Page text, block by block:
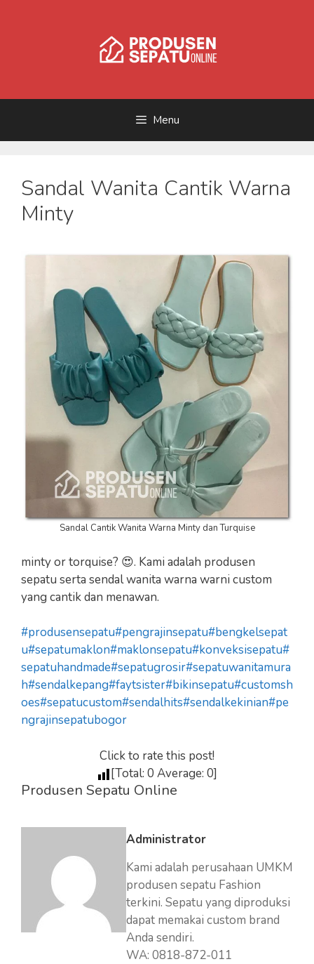
Menu
Sandal Wanita Cantik Warna
Minty
Sandal Cantik Wanita Warna Minty dan Turquise
minty or torquise? 😍. Kami adalah produsen
sepatu serta sendal wanita warna warni custom
yang cantik dan menawan.
#produsensepatu#pengrajinsepatu#bengkelsepat
u#sepatumaklon#maklonsepatu#konveksisepatu#
sepatuhandmade#sepatugrosir#sepatuwanitamura
h#sendalkepang#faytsister#bikinsepatu#customsh
oes#sepatucustom#sendalhits#sendalkekinian#pe
ngrajinsepatubogor
Click to rate this post!
[Total: 0 Average: 0]
Produsen Sepatu Online
Administrator
Kami adalah perusahaan UMKM
produsen sepatu Fashion
terkini. Sepatu yang diproduksi
dapat memakai custom brand
Anda sendiri.
WA: 0818-872-011